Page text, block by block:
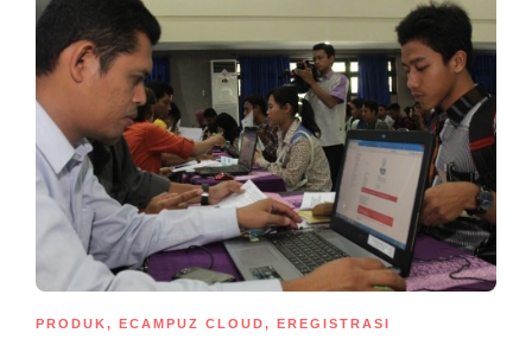
PRODUK, ECAMPUZ CLOUD, EREGISTRASI